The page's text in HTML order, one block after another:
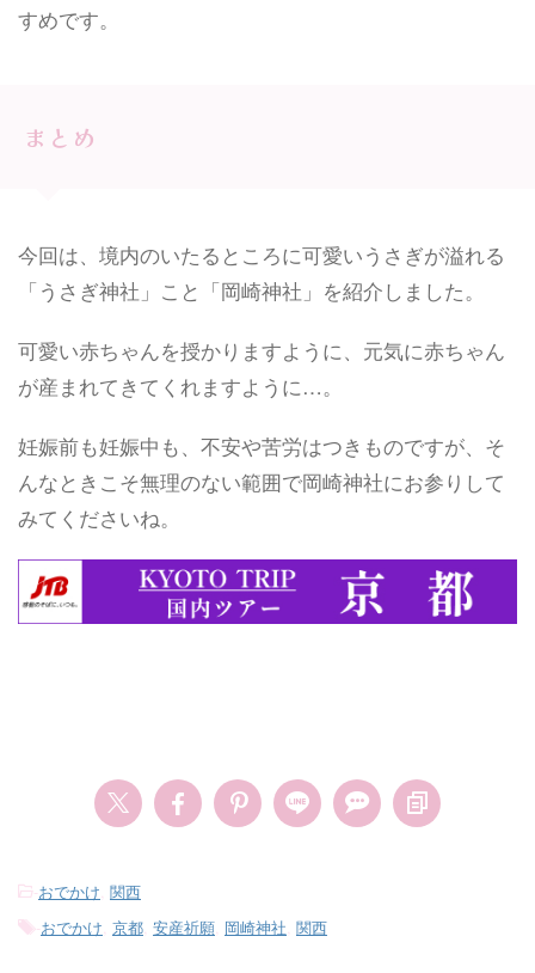
すめです。
まとめ
今回は、境内のいたるところに可愛いうさぎが溢れる
「うさぎ神社」こと「岡崎神社」を紹介しました。
可愛い赤ちゃんを授かりますように、元気に赤ちゃん
が産まれてきてくれますように…。
妊娠前も妊娠中も、不安や苦労はつきものですが、そ
んなときこそ無理のない範囲で岡崎神社にお参りして
みてくださいね。
-おでかけ, 関西
-おでかけ, 京都, 安産祈願, 岡崎神社, 関西